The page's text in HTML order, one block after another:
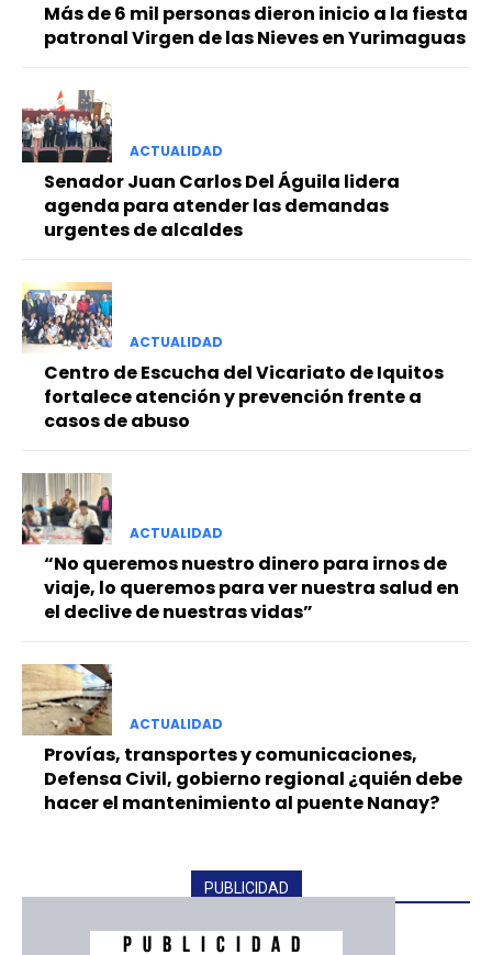
Más de 6 mil personas dieron inicio a la fiesta
patronal Virgen de las Nieves en Yurimaguas
ACTUALIDAD
Senador Juan Carlos Del Águila lidera
agenda para atender las demandas
urgentes de alcaldes
ACTUALIDAD
Centro de Escucha del Vicariato de Iquitos
fortalece atención y prevención frente a
casos de abuso
ACTUALIDAD
“No queremos nuestro dinero para irnos de
viaje, lo queremos para ver nuestra salud en
el declive de nuestras vidas”
ACTUALIDAD
Provías, transportes y comunicaciones,
Defensa Civil, gobierno regional ¿quién debe
hacer el mantenimiento al puente Nanay?
PUBLICIDAD